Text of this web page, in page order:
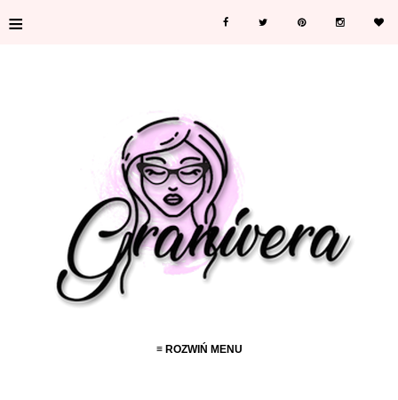
≡
≡ ROZWIŃ MENU